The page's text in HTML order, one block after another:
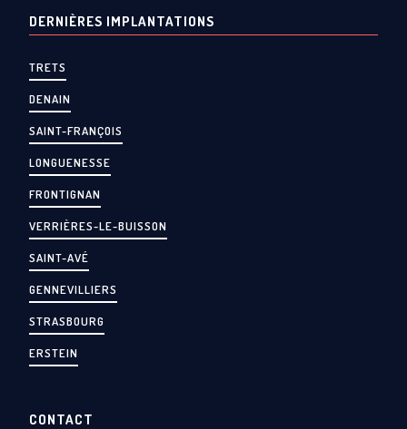
DERNIÈRES IMPLANTATIONS
TRETS
DENAIN
SAINT-FRANÇOIS
LONGUENESSE
FRONTIGNAN
VERRIÈRES-LE-BUISSON
SAINT-AVÉ
GENNEVILLIERS
STRASBOURG
ERSTEIN
CONTACT